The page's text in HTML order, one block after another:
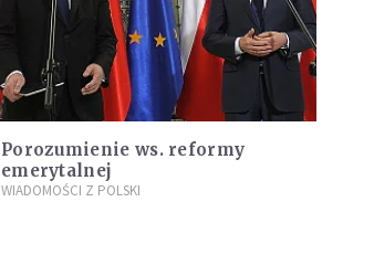
Porozumienie ws. reformy
emerytalnej
WIADOMOŚCI Z POLSKI